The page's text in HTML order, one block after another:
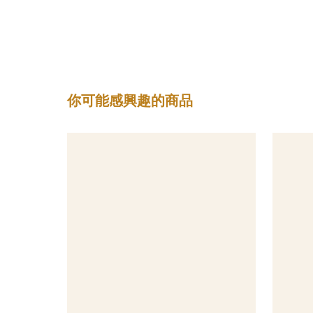
你可能感興趣的商品